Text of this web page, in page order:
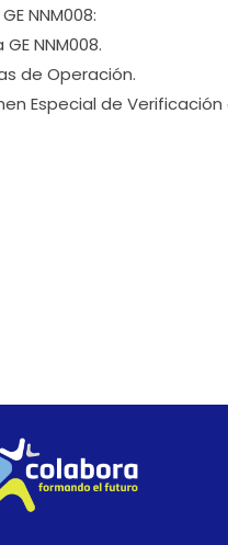
NNM008:
GE NNM008.
de Operación.
Especial de